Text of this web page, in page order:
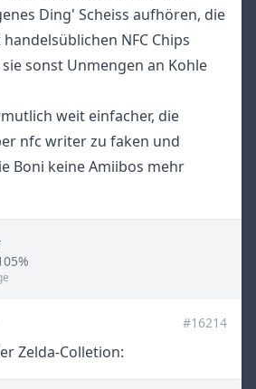
Ding' Scheiss aufhören, die
NFC Chips
sonst Unmengen an Kohle
weit einfacher, die
nfc writer zu faken und
Boni keine Amiibos mehr
#16214
Zelda-Colletion: